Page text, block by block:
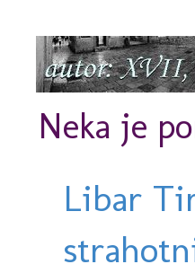
Neka je
Libar